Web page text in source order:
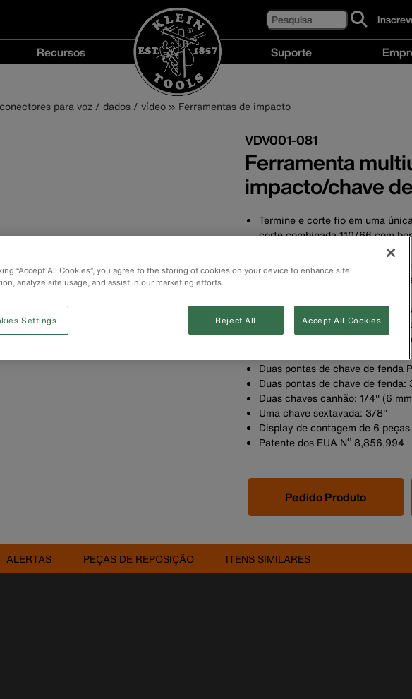
Pesquisa
click
to
sign-
Recursos Suporte
para voz / dados / vídeo Ferramentas de impacto
VDV001-081
Ferramenta
impacto/chave
Termine e corte fio em uma
corte combinada 110/66 com
Terminação de fio sem impacto
Pontas de aço usinadas para
Tambor de lâmina de serviço
Soquete estilo baioneta (gira e
ferramenta de impacto da
Cabo emborrachado para maior
Tip-Ident™ para rápida
Duas pontas de chave de fenda
Duas pontas de chave de
Duas chaves canhão: 1/4'' (6
Uma chave sextavada: 3/8''
Display de contagem de 6
Patente dos EUA Nº 8,856,994
Pedido Produto
ALERTAS PEÇAS DE REPOSIÇÃO ITENS SIMILARES
“Accept All Cookies”, you agree to the storing of cookies on your device to enhance site
analyze site usage, and assist in our marketing efforts.
Settings Reject All Accept All Cookies